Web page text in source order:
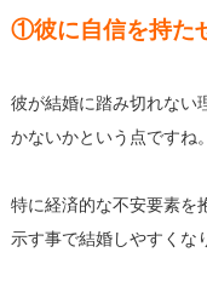
①彼に自信を持た
彼が結婚に踏み切れない
かないかという点ですね。
特に経済的な不安要素を
示す事で結婚しやすくな